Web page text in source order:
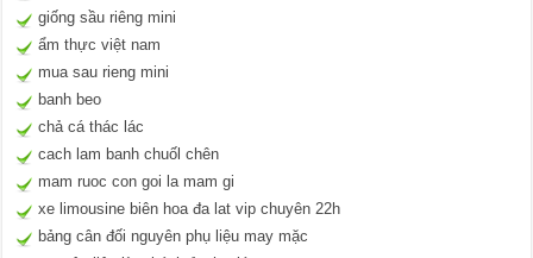
giống sầu riêng mini
ẩm thực việt nam
mua sau rieng mini
banh beo
chả cá thác lác
cach lam banh chuốl chên
mam ruoc con goi la mam gi
xe limousine biên hoa đa lat vip chuyên 22h
bảng cân đối nguyên phụ liệu may mặc